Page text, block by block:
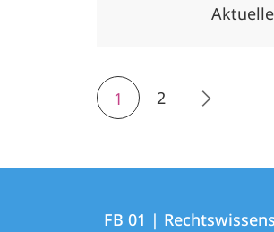
1 2
FB 01 |